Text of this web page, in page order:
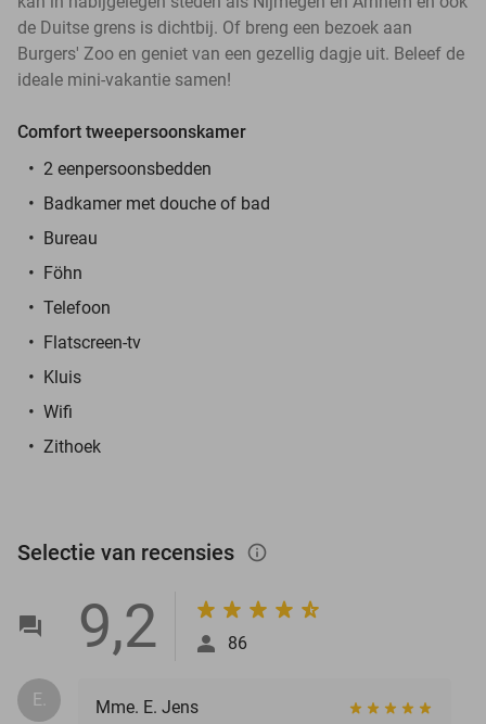
de Duitse grens is dichtbij. Of breng een bezoek aan
Burgers' Zoo en geniet van een gezellig dagje uit. Beleef de
ideale mini-vakantie samen!
Comfort tweepersoonskamer
2 eenpersoonsbedden
Badkamer met douche of bad
Bureau
Föhn
Telefoon
Flatscreen-tv
Kluis
Wifi
Zithoek
Selectie van recensies info_outlined
9,2 86
E.
Mme. E. Jens